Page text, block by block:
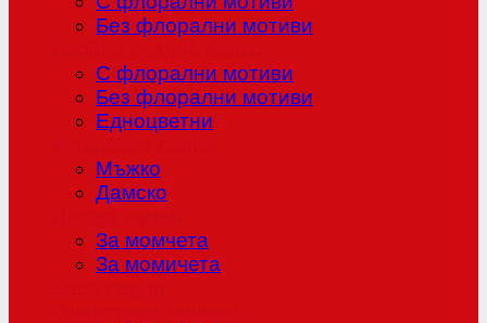
Без флорални мотиви
С флорални мотиви
Без флорални мотиви
Едноцветни
Мъжко
Дамско
За момчета
За момичета